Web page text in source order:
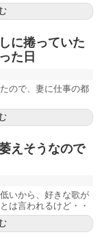
に捲っていた
た日
ので、妻に仕事の都
えそうなので
いから、好きな歌が
は言われるけど・・